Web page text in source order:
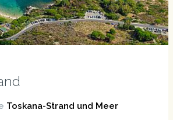
Toskana-Strand und Meer